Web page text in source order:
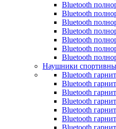
Bluetooth
Bluetooth
Bluetooth
Bluetooth
Bluetooth
Bluetooth
Bluetooth
Наушники
Bluetooth
Bluetooth
Bluetooth
Bluetooth
Bluetooth
Bluetooth
Bluetooth